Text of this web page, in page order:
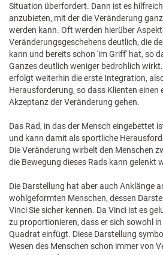
Situation überfordert. Dann ist es
anzubieten, mit der die Veränderung
werden kann. Oft werden hierüber
Veränderungsgeschehens deutlich, die
kann und bereits schon 'im Griff' hat, so
Ganzes deutlich weniger bedrohlich
erfolgt weiterhin die erste Integration,
Herausforderung, so dass Klienten einen
Akzeptanz der Veränderung gehen.
Das Rad, in das der Mensch eingebettet
und kann damit als sportliche
Die Veränderung wirbelt den Menschen
die Bewegung dieses Rads kann gelenkt
Die Darstellung hat aber auch Anklänge
wohlgeformten Menschen, dessen
Vinci Sie sicher kennen. Da Vinci ist es
zu proportionieren, dass er sich sowohl in
Quadrat einfügt. Diese Darstellung
Wesen des Menschen schon immer von